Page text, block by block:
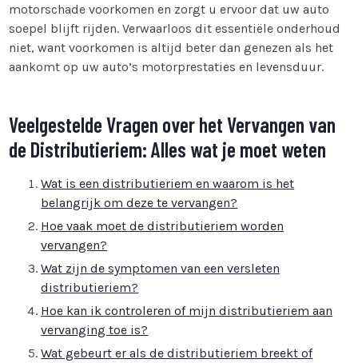
motorschade voorkomen en zorgt u ervoor dat uw auto
soepel blijft rijden. Verwaarloos dit essentiële onderhoud
niet, want voorkomen is altijd beter dan genezen als het
aankomt op uw auto’s motorprestaties en levensduur.
Veelgestelde Vragen over het Vervangen van
de Distributieriem: Alles wat je moet weten
Wat is een distributieriem en waarom is het
belangrijk om deze te vervangen?
Hoe vaak moet de distributieriem worden
vervangen?
Wat zijn de symptomen van een versleten
distributieriem?
Hoe kan ik controleren of mijn distributieriem aan
vervanging toe is?
Wat gebeurt er als de distributieriem breekt of